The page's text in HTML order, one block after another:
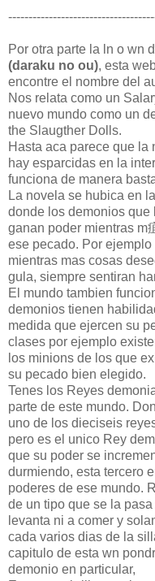
Por otra parte la ln o wn
(daraku no ou), esta
encontre el nombre del
Nos relata como un
nuevo mundo como un
the Slaugther Dolls.
Hasta aca parece que la
hay esparcidas en la
funciona de manera
La novela se hubica en
donde los demonios
ganan poder mientras m
ese pecado. Por
mientras mas cosas
gula, siempre sentiran
El mundo tambien
demonios tienen
medida que ejercen su
clases por ejemplo
los minions de los que
su pecado bien elegido.
Tenes los Reyes
parte de este mundo.
uno de los dieciseis
pero es el unico Rey
que su poder se
durmiendo, esta tercero
poderes de ese mundo.
de un tipo que se la
levanta ni a comer y
cada varios dias de la
capitulo de esta wn
demonio en particular,